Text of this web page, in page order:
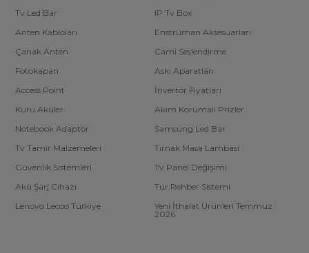
Tv Led Bar
IP Tv Box
Anten Kabloları
Enstrüman Aksesuarları
Çanak Anten
Cami Seslendirme
Fotokapan
Askı Aparatları
Access Point
İnvertör Fiyatları
Kuru Aküler
Akım Korumalı Prizler
Notebook Adaptör
Samsung Led Bar
Tv Tamir Malzemeleri
Tırnak Masa Lambası
Güvenlik Sistemleri
Tv Panel Değişimi
Akü Şarj Cihazı
Tur Rehber Sistemi
Lenovo Lecoo Türkiye
Yeni İthalat Ürünleri Temmuz
2026